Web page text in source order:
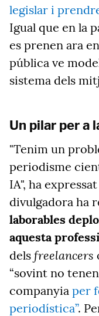
legislar i
Igual que en la
es prenen ara
pública ve
sistema dels
Un pilar per a
"Tenim un
periodisme
IA", ha
divulgadora ha
laborables
aquesta
dels freelancers
“sovint no
companyia per
periodística”.